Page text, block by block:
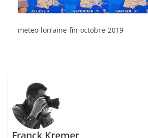
meteo-lorraine-fin-octobre-2019